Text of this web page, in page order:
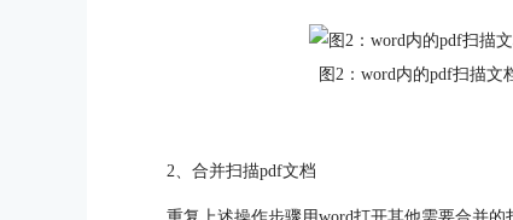
图2：word内的pdf扫描文
2、合并扫描pdf文档